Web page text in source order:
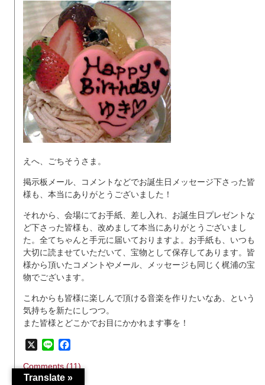
えへ、ごちそうさま。
掲示板メール、コメントなどでお誕生日メッセージ下さった皆
様も、本当にありがとうございました！
それから、会場にてお手紙、差し入れ、お誕生日プレゼントな
ど下さった皆様も、改めまして本当にありがとうございまし
た。全てちゃんと手元に届いておりますよ。お手紙も、いつも
大切に読ませていただいて、宝物として保存してあります。皆
様から頂いたコメントやメール、メッセージも同じく梶浦の宝
物でございます。
これからも皆様に楽しんで頂ける音楽を作りたいなあ、という
気持ちを新たにしつつ。
また皆様とどこかでお目にかかれます事を！
X Line
Comments (11)
Translate »